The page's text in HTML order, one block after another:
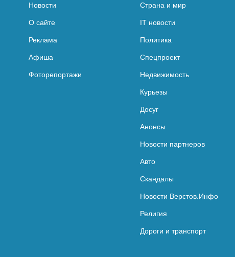
Новости
О сайте
Реклама
Афиша
Фоторепортажи
Страна и мир
IT новости
Политика
Спецпроект
Недвижимость
Курьезы
Досуг
Анонсы
Новости партнеров
Авто
Скандалы
Новости Верстов.Инфо
Религия
Дороги и транспорт